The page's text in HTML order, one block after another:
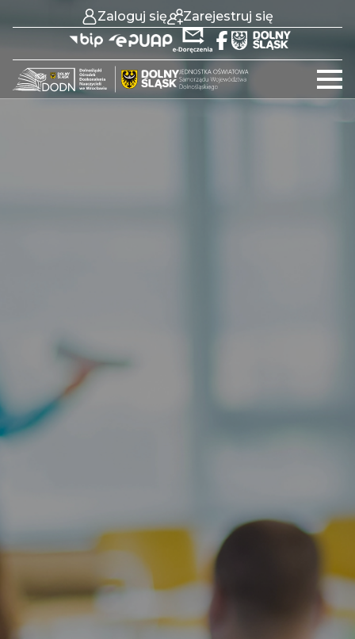
Zaloguj się Zarejestruj się